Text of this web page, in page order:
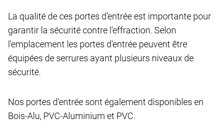
La qualité de ces portes d'entrée est importante pour
garantir la sécurité contre l'effraction. Selon
l'emplacement les portes d'entrée peuvent être
équipées de serrures ayant plusieurs niveaux de
sécurité.
Nos portes d'entrée sont également disponibles en
Bois-Alu, PVC-Aluminium et PVC.